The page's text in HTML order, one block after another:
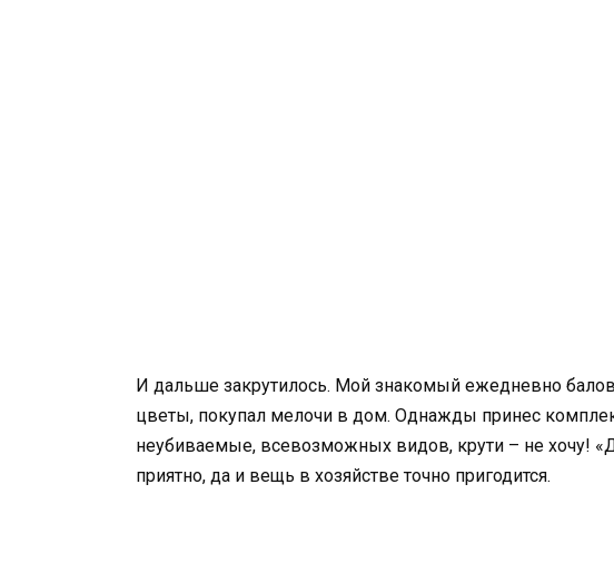
И дальше закрутилось. Мой знакомый ежедневно
цветы, покупал мелочи в дом. Однажды принес
неубиваемые, всевозможных видов, крути – не хочу!
приятно, да и вещь в хозяйстве точно пригодится.